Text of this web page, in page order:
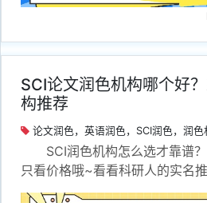
SCI论文润色机构哪个好
构推荐
论文润色，英语润色，SCI润色，润
SCI润色机构怎么选才靠谱
只看价格哦~看看科研人的实名